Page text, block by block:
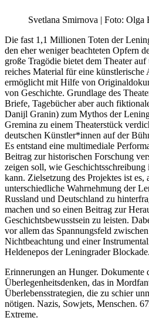
Svetlana Smirnova | Foto: Olga
Die fast 1,1 Millionen Toten der
den eher weniger beachteten Opfern
große Tragödie bietet dem Theater
reiches Material für eine künstlerische
ermöglicht mit Hilfe von
von Geschichte. Grundlage des
Briefe, Tagebücher aber auch
Danijl Granin) zum Mythos der
Gremina zu einem Theaterstück
deutschen Künstler*innen auf der
Es entstand eine multimediale
Beitrag zur historischen Forschung
zeigen soll, wie Geschichtsschreibung
kann. Zielsetzung des Projektes ist
unterschiedliche Wahrnehmung der
Russland und Deutschland zu
machen und so einen Beitrag zur
Geschichtsbewusstsein zu leisten.
vor allem das Spannungsfeld
Nichtbeachtung und einer
Heldenepos der Leningrader Blockade.
Erinnerungen an Hunger. Dokumente
Überlegenheitsdenken, das in
Überlebensstrategien, die zu schier
nötigen. Nazis, Sowjets, Menschen.
Extreme.